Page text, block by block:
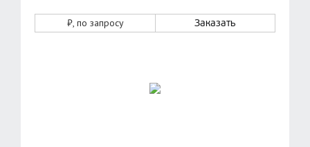
₽, по запросу Заказать